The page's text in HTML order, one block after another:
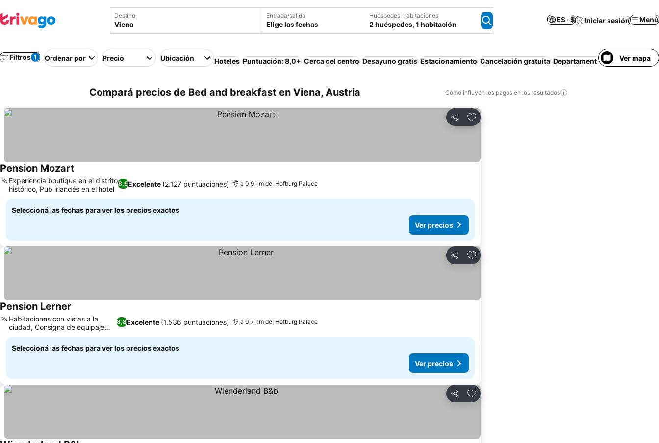
Destino Entrada/salida
Elige las fechas
Huéspedes, habitaciones
2 huéspedes, 1 habitación
ES · $ Iniciar sesión Menú
Filtros 1 Ordenar por Precio Ubicación Hoteles Puntuación: 8,0+ Cerca del centro Desayuno gratis Estacionamiento Cancelación gratuita Departamento equipado Aire
Ver mapa
Compará precios de Bed and breakfast en Viena, Austria Cómo influyen los pagos en los resultados
Compartir
Añadir a favoritos
Pension Mozart
8,9Excelente (2.127 puntuaciones)
Experiencia boutique en el distrito
histórico, Pub irlandés en el hotel
a 0.9 km de: Hofburg Palace
Seleccioná las fechas para ver los precios exactos
Ver precios
Compartir
Añadir a favoritos
Pension Lerner
8,8Excelente (1.536 puntuaciones)
Habitaciones con vistas a la
ciudad, Consigna de equipaje
cómoda
a 0.7 km de: Hofburg Palace
Seleccioná las fechas para ver los precios exactos
Ver precios
Compartir
Añadir a favoritos